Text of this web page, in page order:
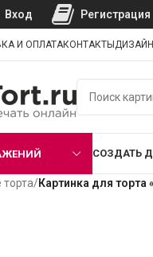
И ОПЛАТАКОНТАКТЫ
СОЗДАТЬ
/Картинка для
Вход Регистрация